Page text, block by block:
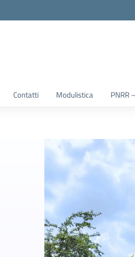
Contatti Modulistica PNRR